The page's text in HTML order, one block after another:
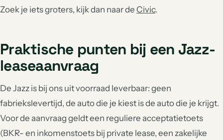
Zoek je iets groters, kijk dan naar de Civic.
Praktische punten bij een Jazz-
leaseaanvraag
De Jazz is bij ons uit voorraad leverbaar: geen
fabriekslevertijd, de auto die je kiest is de auto die je krijgt.
Voor de aanvraag geldt een reguliere acceptatietoets
(BKR- en inkomenstoets bij private lease, een zakelijke